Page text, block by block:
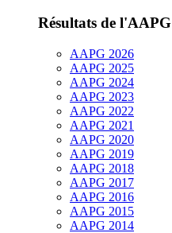
Résultats de l'AAPG
AAPG 2026
AAPG 2025
AAPG 2024
AAPG 2023
AAPG 2022
AAPG 2021
AAPG 2020
AAPG 2019
AAPG 2018
AAPG 2017
AAPG 2016
AAPG 2015
AAPG 2014